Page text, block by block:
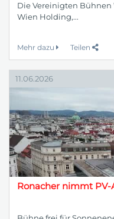
Die Vereinigten Bühnen
Wien Holding,...
Mehr dazu Teilen
11.06.2026
Ronacher nimmt